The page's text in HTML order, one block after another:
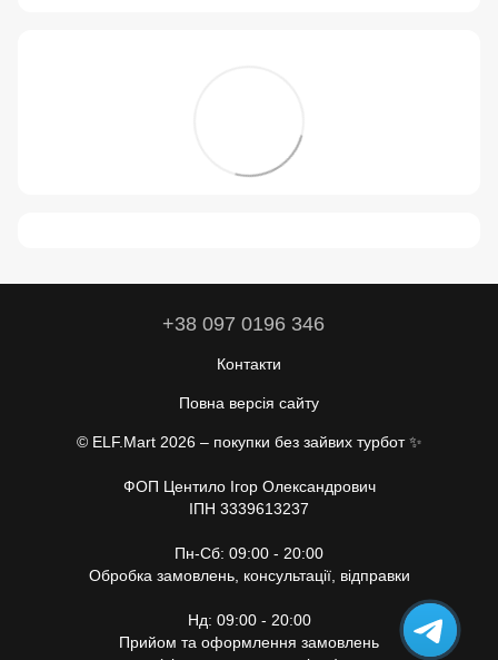
+38 097 0196 346
Контакти
Повна версія сайту
© ELF.Mart 2026 – покупки без зайвих турбот ✨
ФОП Центило Ігор Олександрович
ІПН 3339613237
Пн-Сб: 09:00 - 20:00
Обробка замовлень, консультації, відправки
Нд: 09:00 - 20:00
Прийом та оформлення замовлень